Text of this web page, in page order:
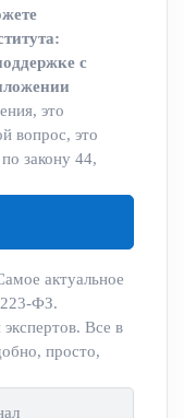
с
это
вопрос, это
закону 44,
актуальное
223-ФЗ.
Все в
просто,